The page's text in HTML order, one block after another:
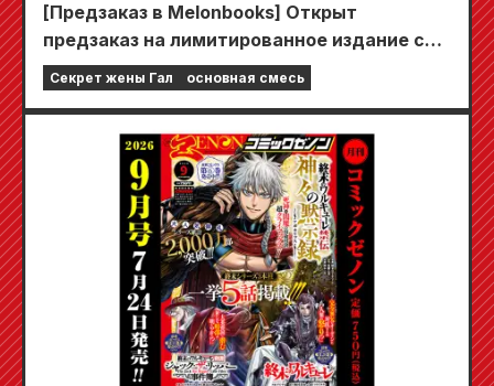
[Предзаказ в Melonbooks] Открыт
предзаказ на лимитированное издание со
специальным игровым ковриком,
украшенным потрясающе красивой
Кудо! Выход 6-го тома «Секрета невесты-
девушки» запланирован на 20 октября!
Секрет жены Гал основная смесь